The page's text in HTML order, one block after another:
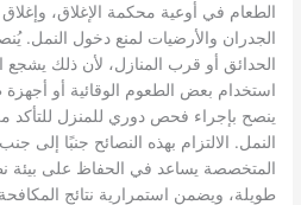
الطعام في أوعية محكمة الإغلاق،
الجدران والأرضيات لمنع دخول النمل.
الحدائق أو قرب المنازل، لأن ذلك يشجع
استخدام بعض الطعوم الوقائية أو
ينصح بإجراء فحص دوري للمنزل للتأكد
النمل. الالتزام بهذه النصائح جنبًا إلى
المتخصصة يساعد في الحفاظ على بيئة
طويلة، ويضمن استمرارية نتائج